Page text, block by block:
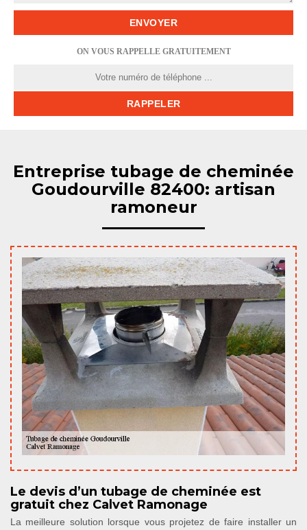
ON VOUS RAPPELLE GRATUITEMENT
Entreprise tubage de cheminée
Goudourville 82400: artisan
ramoneur
Le devis d’un tubage de cheminée est
gratuit chez Calvet Ramonage
La meilleure solution lorsque vous projetez de faire installer un